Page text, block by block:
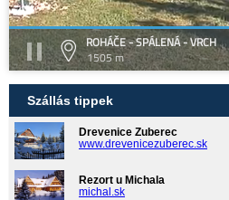
ROHÁČE - SPÁLENÁ - VRCH
1505 m
Szállás tippek
Drevenice Zuberec
www.drevenicezuberec.sk
Rezort u Michala
michal.sk